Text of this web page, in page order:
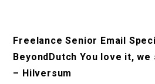
Freelance Senior Email
BeyondDutch You love it,
– Hilversum